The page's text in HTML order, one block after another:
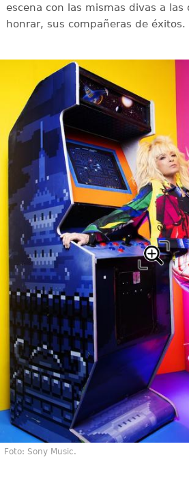
escena con las mismas divas a las
honrar, sus compañeras de éxitos.
Foto: Sony Music.